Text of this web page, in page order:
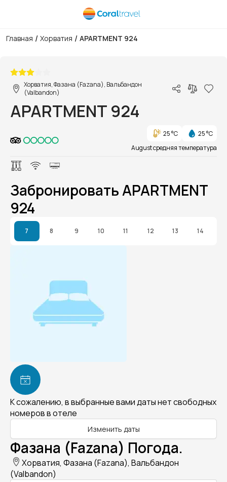
Главная / Хорватия / APARTMENT 924
Хорватия, Фазана (Fazana), Вальбандон
(Valbandon)
APARTMENT 924
25 °C
25 °C
August средняя температура
Забронировать APARTMENT
924
7 8 9 10 11 12 13 14
К сожалению, в выбранные вами даты нет свободных
номеров в отеле
Изменить даты
Фазана (Fazana) Погода.
Хорватия, Фазана (Fazana), Вальбандон
(Valbandon)